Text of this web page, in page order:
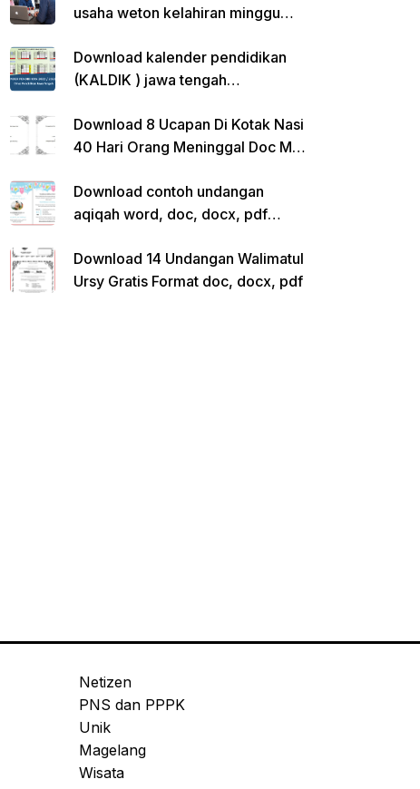
usaha weton kelahiran minggu
Download kalender pendidikan
(KALDIK ) jawa tengah
Download 8 Ucapan Di Kotak Nasi
40 Hari Orang Meninggal Doc Ms.
Download contoh undangan
aqiqah word, doc, docx, pdf
Download 14 Undangan Walimatul
Ursy Gratis Format doc, docx, pdf
Netizen
PNS dan PPPK
Unik
Magelang
Wisata